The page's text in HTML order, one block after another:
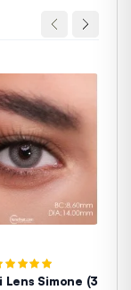
Lens Simone (3